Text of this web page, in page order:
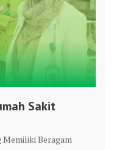
Sakit
Memiliki Beragam